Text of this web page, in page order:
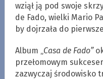
wziął ją pod swoje
de Fado, wielki Mario
by dojrzała do
Album „ Casa de Fado”
przełomowym
zazwyczaj środowisko